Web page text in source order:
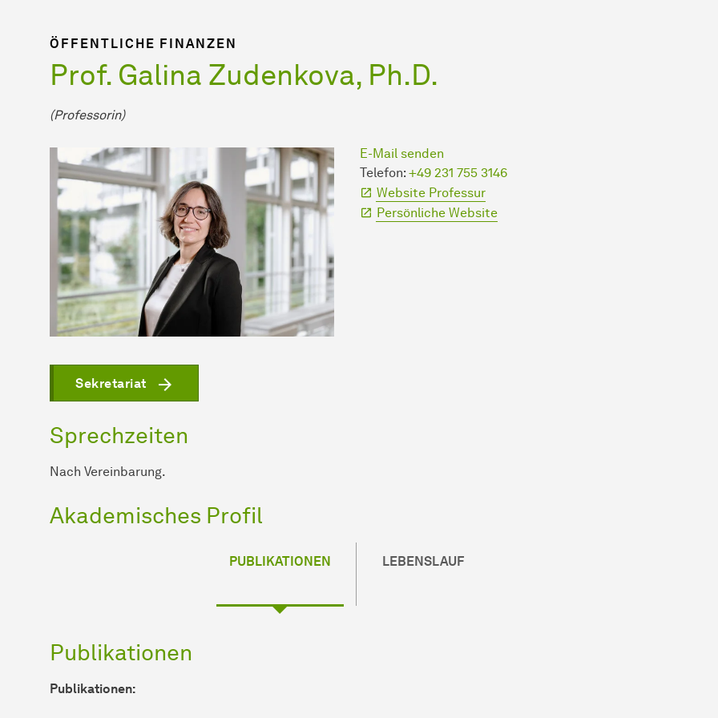
ÖFFENTLICHE FINANZEN
Prof. Galina Zudenkova, Ph.D.
(Professorin)
E-Mail senden
Telefon: +49 231 755 3146
Website Professur
Persönliche Website
Sekretariat
Sprechzeiten
Nach Vereinbarung.
Akademisches Profil
PUBLIKATIONEN LEBENSLAUF
Publikationen
Publikationen: